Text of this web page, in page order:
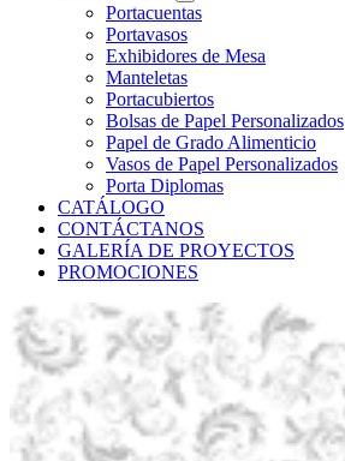
Portacuentas
Portavasos
Exhibidores de Mesa
Manteletas
Portacubiertos
Bolsas de Papel Personalizados
Papel de Grado Alimenticio
Vasos de Papel Personalizados
Porta Diplomas
CATÁLOGO
CONTÁCTANOS
GALERÍA DE PROYECTOS
PROMOCIONES